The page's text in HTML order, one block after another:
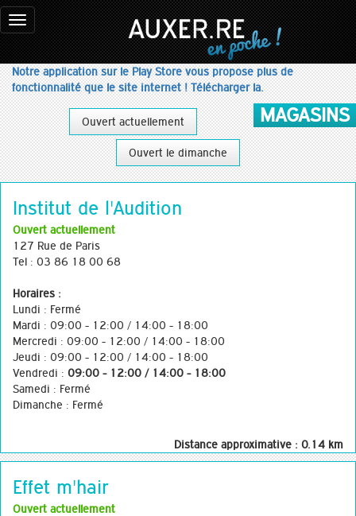
Toggle
navigation
Notre application sur le Play Store vous propose plus de
fonctionnalité que le site internet ! Télécharger la.
MAGASINS
Ouvert actuellement
Ouvert le dimanche
Institut de l'Audition
Ouvert actuellement
127 Rue de Paris
Tel : 03 86 18 00 68
Horaires :
Lundi : Fermé
Mardi : 09:00 - 12:00 / 14:00 - 18:00
Mercredi : 09:00 - 12:00 / 14:00 - 18:00
Jeudi : 09:00 - 12:00 / 14:00 - 18:00
Vendredi : 09:00 - 12:00 / 14:00 - 18:00
Samedi : Fermé
Dimanche : Fermé
Distance approximative : 0.14 km
Effet m'hair
Ouvert actuellement